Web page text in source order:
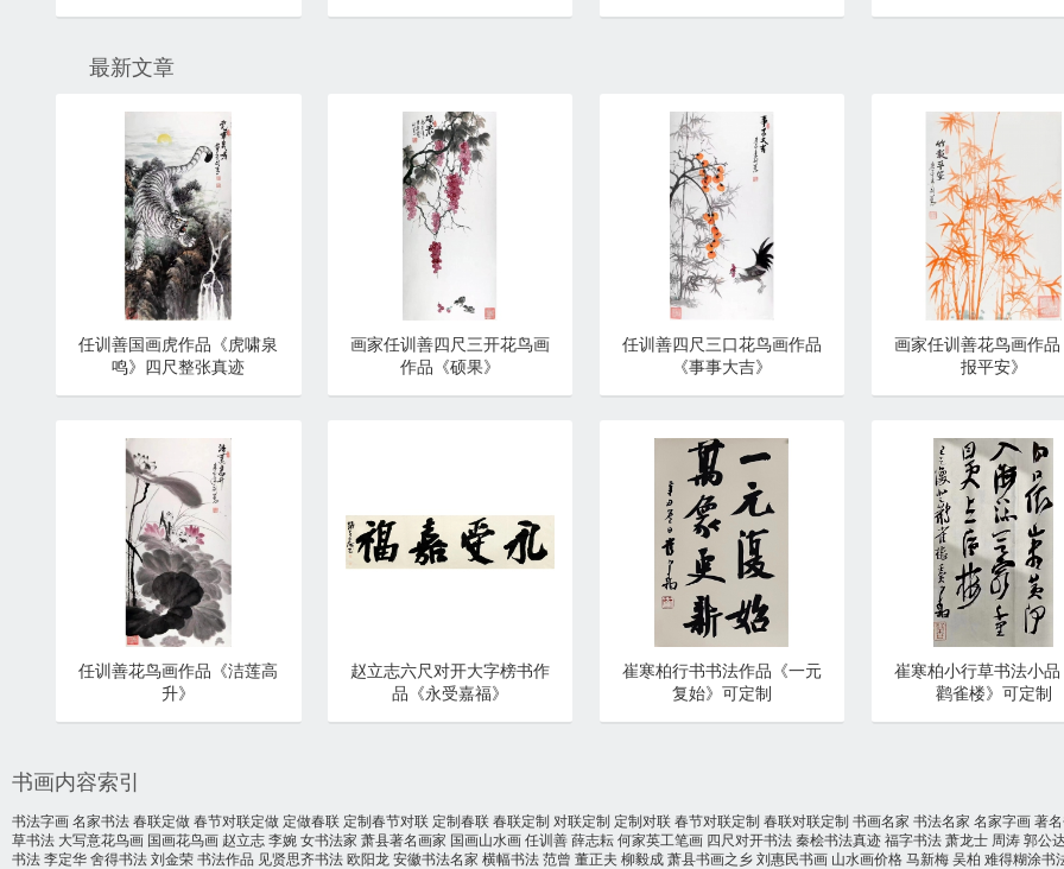
最新文章
任训善国画虎作品《虎啸泉
鸣》四尺整张真迹
画家任训善四尺三开花鸟画
作品《硕果》
任训善四尺三口花鸟画作品
《事事大吉》
画家任训善花鸟画作
报平安》
任训善花鸟画作品《洁莲高
升》
赵立志六尺对开大字榜书作
品《永受嘉福》
崔寒柏行书书法作品《一元
复始》可定制
崔寒柏小行草书法小
鹳雀楼》可定制
书画内容索引
书法字画名家书法春联定做春节对联定做 定做春联 定制春节对联 定制春联春联定制 对联定制 定制对联春节对联定制 春联对联定制 书画名家 书法名家 名家字画著
草书法 大写意花鸟画 国画花鸟画 赵立志李婉 女书法家 萧县著名画家 国画山水画任训善薛志耘何家英工笔画 四尺对开书法秦桧书法真迹福字书法萧龙士 周涛郭公
书法李定华舍得书法刘金荣书法作品 见贤思齐书法欧阳龙安徽书法名家 横幅书法范曾 董正夫 柳毅成萧县书画之乡刘惠民书画 山水画价格马新梅吴柏 难得糊涂书